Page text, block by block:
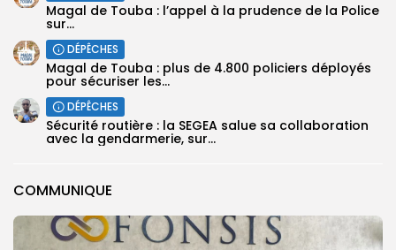
COMMUNIQUE
Magal de Touba : l’appel à la prudence de la Police
sur...
DÉPÊCHES
Magal de Touba : plus de 4.800 policiers déployés
pour sécuriser les...
DÉPÊCHES
Sécurité routière : la SEGEA salue sa collaboration
avec la gendarmerie, sur...